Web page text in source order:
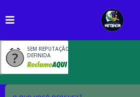
SEM REPUTAÇÃO
DEFINIDA